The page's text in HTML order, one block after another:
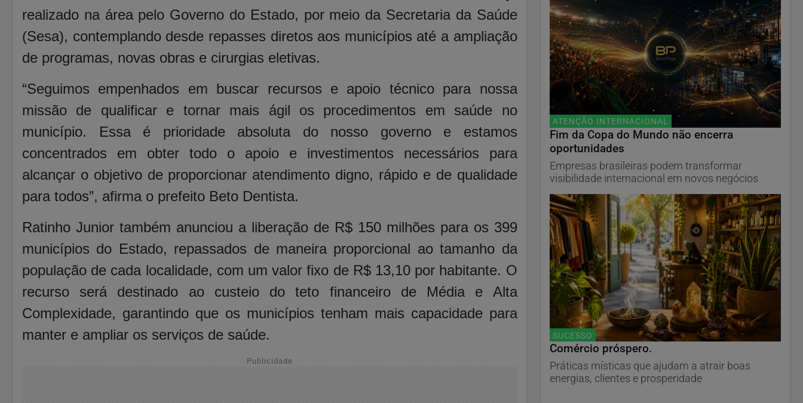
realizado na área pelo Governo do Estado, por meio da Secretaria da Saúde
(Sesa), contemplando desde repasses diretos aos municípios até a ampliação
de programas, novas obras e cirurgias eletivas.
“Seguimos empenhados em buscar recursos e apoio técnico para nossa
missão de qualificar e tornar mais ágil os procedimentos em saúde no
município. Essa é prioridade absoluta do nosso governo e estamos
concentrados em obter todo o apoio e investimentos necessários para
alcançar o objetivo de proporcionar atendimento digno, rápido e de qualidade
para todos”, afirma o prefeito Beto Dentista.
Ratinho Junior também anunciou a liberação de R$ 150 milhões para os 399
municípios do Estado, repassados de maneira proporcional ao tamanho da
população de cada localidade, com um valor fixo de R$ 13,10 por habitante. O
recurso será destinado ao custeio do teto financeiro de Média e Alta
Complexidade, garantindo que os municípios tenham mais capacidade para
manter e ampliar os serviços de saúde.
Publicidade
ATENÇÃO INTERNACIONAL
Fim da Copa do Mundo não encerra
oportunidades
Empresas brasileiras podem transformar
visibilidade internacional em novos negócios
SUCESSO
Comércio próspero.
Práticas místicas que ajudam a atrair boas
energias, clientes e prosperidade